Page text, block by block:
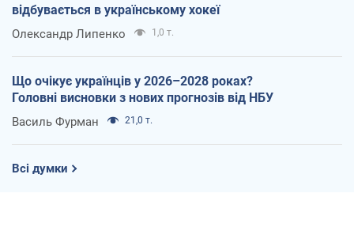
відбувається в українському хокеї
Олександр Липенко 1,0 т.
Що очікує українців у 2026–2028 роках?
Головні висновки з нових прогнозів від НБУ
Василь Фурман 21,0 т.
Всі думки